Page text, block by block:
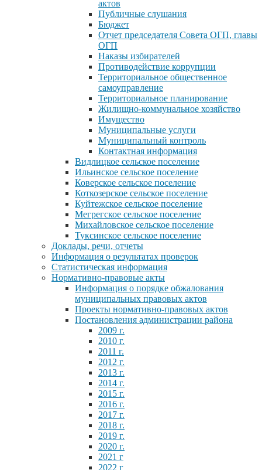
актов
Публичные слушания
Бюджет
Отчет председателя Совета ОГП, главы
ОГП
Наказы избирателей
Противодействие коррупции
Территориальное общественное
самоуправление
Территориальное планирование
Жилищно-коммунальное хозяйство
Имущество
Муниципальные услуги
Муниципальный контроль
Контактная информация
Видлицкое сельское поселение
Ильинское сельское поселение
Коверское сельское поселение
Коткозерское сельское поселение
Куйтежское сельское поселение
Мегрегское сельское поселение
Михайловское сельское поселение
Туксинское сельское поселение
Доклады, речи, отчеты
Информация о результатах проверок
Статистическая информация
Нормативно-правовые акты
Информация о порядке обжалования
муниципальных правовых актов
Проекты нормативно-правовых актов
Постановления администрации района
2009 г.
2010 г.
2011 г.
2012 г.
2013 г.
2014 г.
2015 г.
2016 г.
2017 г.
2018 г.
2019 г.
2020 г.
2021 г
2022 г